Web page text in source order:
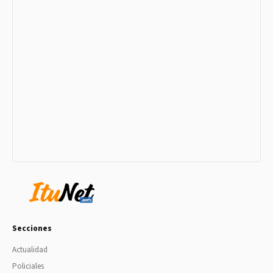
Secciones
Actualidad
Policiales